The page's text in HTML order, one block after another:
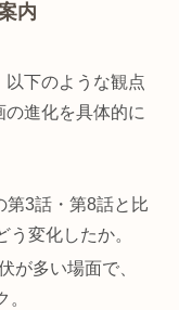
内
下のような観点
進化を具体的に
第3話・第8話と比
変化したか。
が多い場面で、